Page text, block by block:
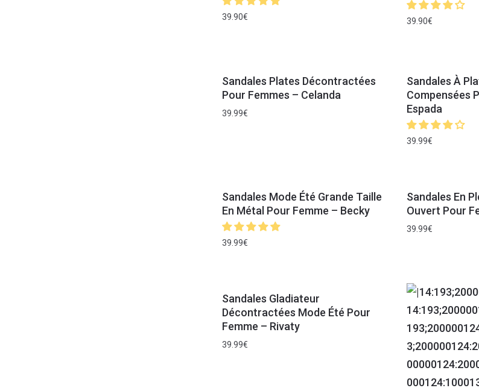
39.90€ 39.90€
Sandales Plates Décontractées
Pour Femmes – Celanda
39.99€
Sandales À
Compensées
Espada
39.99€
Sandales Mode Été Grande Taille
En Métal Pour Femme – Becky
39.99€
Sandales En
Ouvert Pour
39.99€
Sandales Gladiateur
Décontractées Mode Été Pour
Femme – Rivaty
39.99€